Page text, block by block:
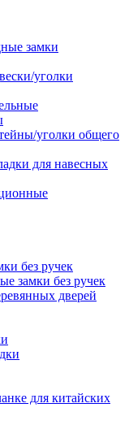
замки
уголки
уголки общего
для навесных
без ручек
замки без ручек
дверей
для китайских